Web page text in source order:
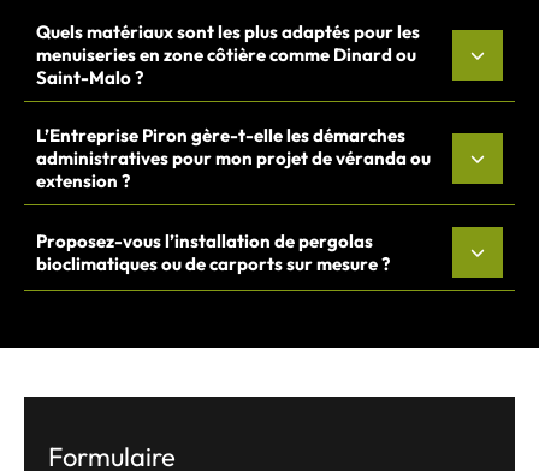
Quels matériaux sont les plus adaptés pour les
menuiseries en zone côtière comme Dinard ou
Saint-Malo ?
L’Entreprise Piron gère-t-elle les démarches
administratives pour mon projet de véranda ou
extension ?
Proposez-vous l’installation de pergolas
bioclimatiques ou de carports sur mesure ?
Formulaire